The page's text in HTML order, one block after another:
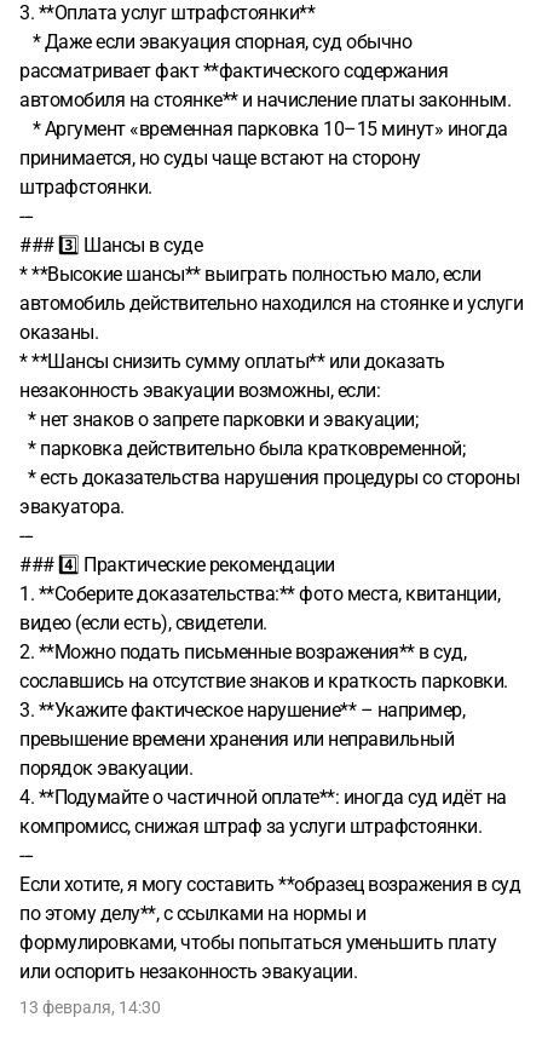
3. **Оплата услуг штрафстоянки**
* Даже если эвакуация спорная, суд обычно
рассматривает факт **фактического содержания
автомобиля на стоянке** и начисление платы законным.
* Аргумент «временная парковка 10–15 минут» иногда
принимается, но суды чаще встают на сторону
штрафстоянки.
---
### 3️⃣ Шансы в суде
* **Высокие шансы** выиграть полностью мало, если
автомобиль действительно находился на стоянке и услуги
оказаны.
* **Шансы снизить сумму оплаты** или доказать
незаконность эвакуации возможны, если:
* нет знаков о запрете парковки и эвакуации;
* парковка действительно была кратковременной;
* есть доказательства нарушения процедуры со стороны
эвакуатора.
---
### 4️⃣ Практические рекомендации
1. **Соберите доказательства:** фото места, квитанции,
видео (если есть), свидетели.
2. **Можно подать письменные возражения** в суд,
сославшись на отсутствие знаков и краткость парковки.
3. **Укажите фактическое нарушение** – например,
превышение времени хранения или неправильный
порядок эвакуации.
4. **Подумайте о частичной оплате**: иногда суд идёт на
компромисс, снижая штраф за услуги штрафстоянки.
---
Если хотите, я могу составить **образец возражения в суд
по этому делу**, с ссылками на нормы и
формулировками, чтобы попытаться уменьшить плату
или оспорить незаконность эвакуации.
13 февраля, 14:30